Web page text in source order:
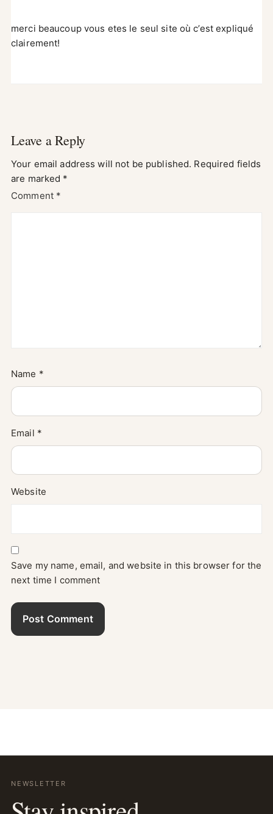
merci beaucoup vous etes le seul site où c’est expliqué
clairement!
Leave a Reply
Your email address will not be published. Required fields
are marked *
Comment *
Name *
Email *
Website
Save my name, email, and website in this browser for the
next time I comment
NEWSLETTER